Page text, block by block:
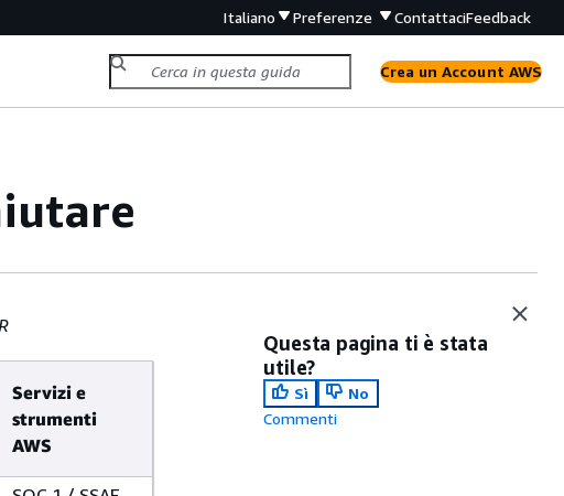
Italiano Preferenze ContattaciFeedback
Crea un Account AWS
Servizi e
strumenti
AWS
Questa pagina ti è stata
utile?
Sì
No
Commenti